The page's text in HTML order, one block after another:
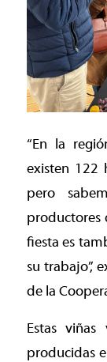
“En la
existen 122
pero
productores
fiesta es
su trabajo”,
de la
Estas viñas
producidas